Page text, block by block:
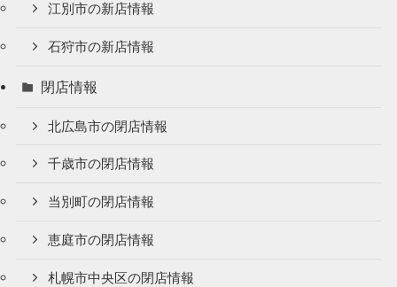
江別市の新店情報
石狩市の新店情報
閉店情報
北広島市の閉店情報
千歳市の閉店情報
当別町の閉店情報
恵庭市の閉店情報
札幌市中央区の閉店情報